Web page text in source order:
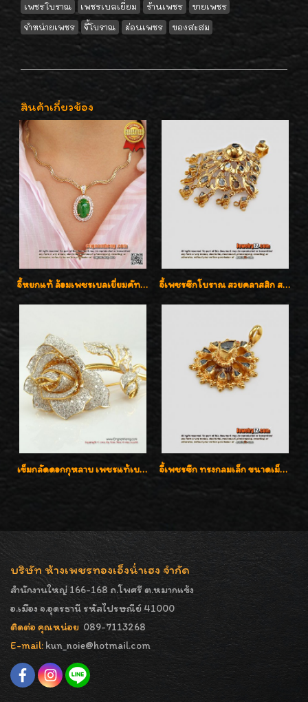
เพชรโบราณ
เพชรเบลเยี่ยม ร้านเพชร
ขายเพชร
จำหน่ายเพชร
จี้โบราณ ผ่อนเพชร ของสะสม
สินค้าเกี่ยวข้อง
จี้หยกแท้ ล้อมเพชรเบลเยี่ยมคัท ราคาพิเศษไม่แพงค่ะ จี้เพชรซีกโบราณ สวยคลาสสิก สภาพสมบูรณ์สุดๆค่ะ
เข็มกลัดดอกกุหลาบ เพชรแท้เบลเยี่ยมคัต งานปราณีตค่ะ จี้เพชรซีก ทรงกลมเล็ก ขนาดเม็ดกระดุม สวยๆ
บริษัท ห้างเพชรทองเอ็งน่ำเฮง จำกัด
สำนักงานใหญ่ 166-168 ถ.โพศรี ต.หมากแข้ง
อ.เมือง จ.อุดรธานี รหัสไปรษณีย์ 41000
ติดต่อ คุณหน่อย 089-7113268
E-mail: kun_noie@hotmail.com